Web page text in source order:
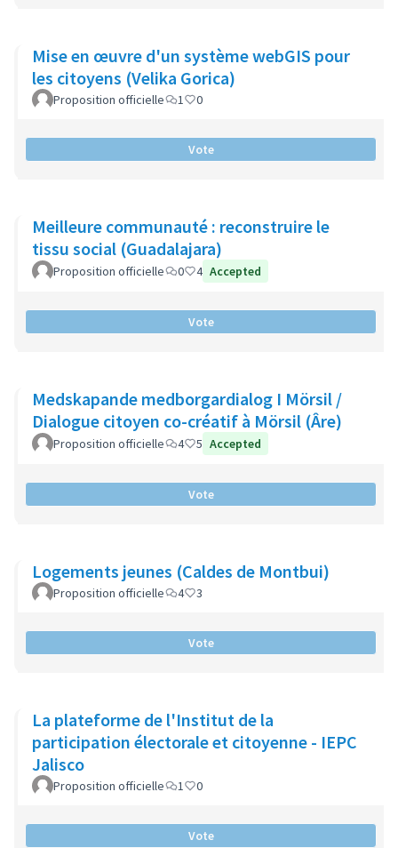
Mise en œuvre d'un système webGIS pour
les citoyens (Velika Gorica)
Proposition officielle 1 0
Vote
Meilleure communauté : reconstruire le
tissu social (Guadalajara)
Proposition officielle 0 4 Accepted
Vote
Medskapande medborgardialog I Mörsil /
Dialogue citoyen co-créatif à Mörsil (Âre)
Proposition officielle 4 5 Accepted
Vote
Logements jeunes (Caldes de Montbui)
Proposition officielle 4 3
Vote
La plateforme de l'Institut de la
participation électorale et citoyenne - IEPC
Jalisco
Proposition officielle 1 0
Vote